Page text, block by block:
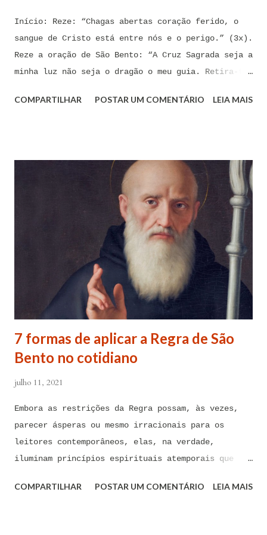
Início: Reze: “Chagas abertas coração ferido, o
sangue de Cristo está entre nós e o perigo.” (3x).
Reze a oração de São Bento: “A Cruz Sagrada seja a
minha luz não seja o dragão o meu guia. Retira-te
que me ofereces, bebe tu mesmo o teu veneno.” Reze
Aleluia!” Proclame com fé e autoridade: “O Senhor
te confunda satã, confunda-te o Senhor.” (Zacarias
3,2) Reze: Ave Maria cheia de Graça... Oração: Eu
(diga seu nome completo), neste momento, coloco-me
na presença de meu Senhor, Rei e Salvador Jesus
Cristo, sob os cuidados e a intercessão de minha
Mãe Santíssima e Mãe do meu Senhor, a Virgem
Maria, debaixo da poderosa proteção de São Miguel
Arcanjo e do meu Anjo da Guarda, para combater
contra todas as forças do mal, ações, ataques,
contaminações, armadilhas, en...
COMPARTILHAR POSTAR UM COMENTÁRIO LEIA MAIS
7 formas de aplicar a Regra de São
Bento no cotidiano
julho 11, 2021
Embora as restrições da Regra possam, às vezes,
parecer ásperas ou mesmo irracionais para os
leitores contemporâneos, elas, na verdade,
iluminam princípios espirituais atemporais que
São Bento foi composta há mais de 1.500 anos por
COMPARTILHAR POSTAR UM COMENTÁRIO LEIA MAIS